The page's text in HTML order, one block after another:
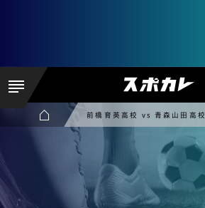
前橋育英高校 vs 青森山田高校